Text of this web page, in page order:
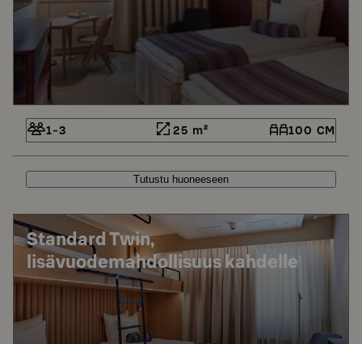
1-3 25 m² 100 CM
Tutustu huoneeseen
Standard Twin,
lisävuodemahdollisuus kahdelle